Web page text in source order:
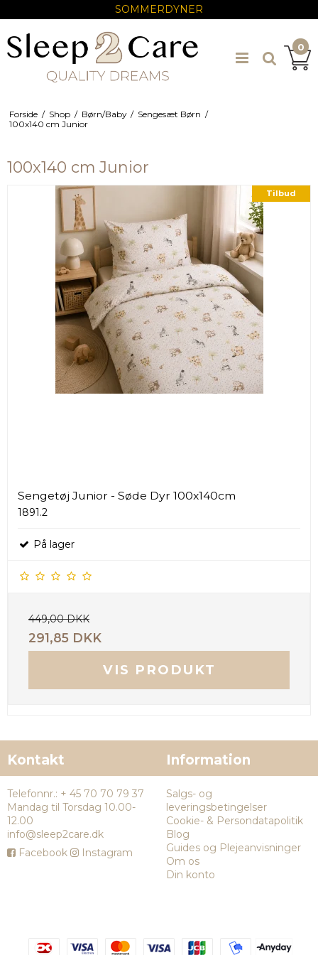
SOMMERDYNER
0
Forside / Shop / Børn/Baby / Sengesæt Børn /
100x140 cm Junior
100x140 cm Junior
Tilbud
Sengetøj Junior - Søde Dyr 100x140cm
1891.2
På lager
449,00 DKK
291,85 DKK
VIS PRODUKT
Kontakt
Telefonnr.: + 45 70 70 79 37
Mandag til Torsdag 10.00-
12.00
info@sleep2care.dk
Facebook
Instagram
Information
Salgs- og
leveringsbetingelser
Cookie- & Persondatapolitik
Blog
Guides og Plejeanvisninger
Om os
Din konto